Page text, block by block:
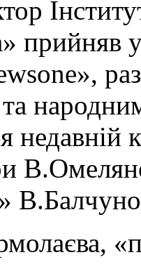
прийняв
»,
недавній